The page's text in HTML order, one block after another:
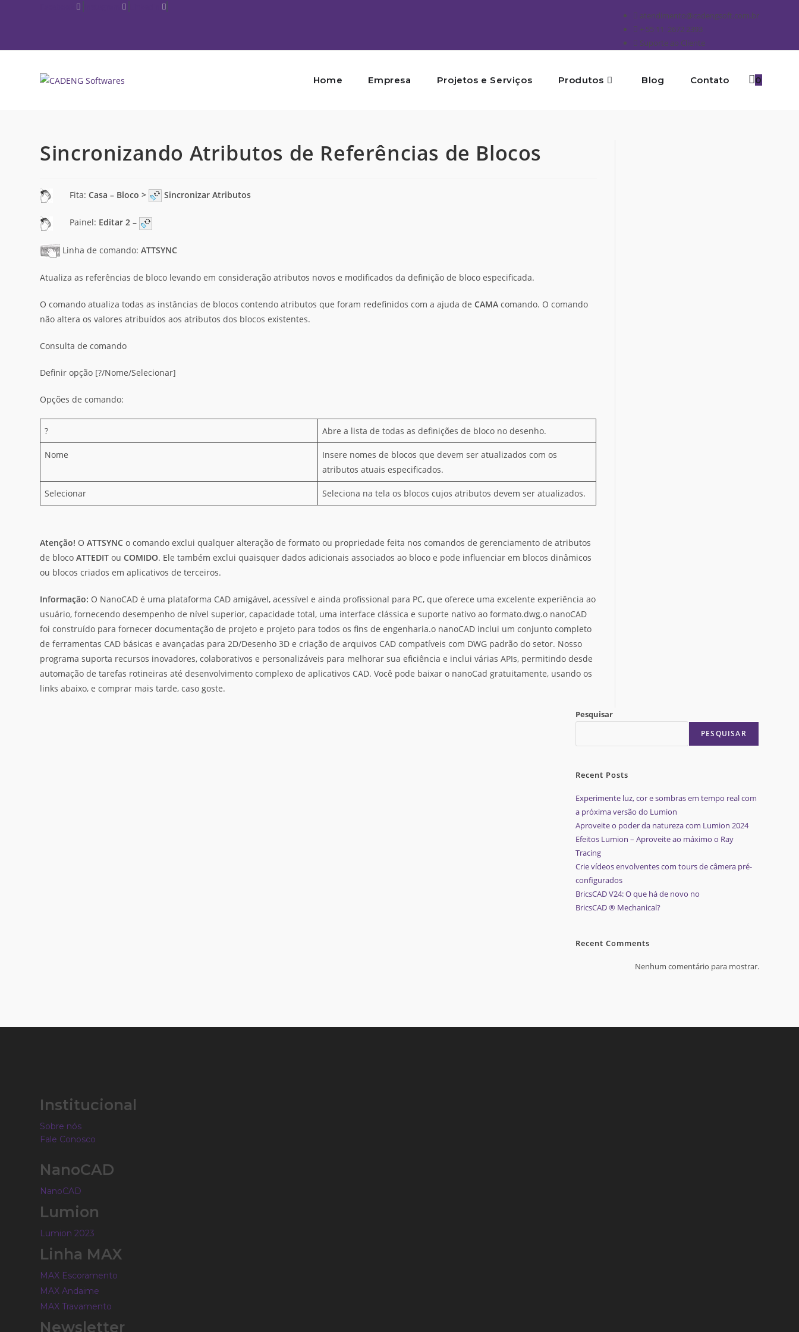
conteúdo
atendimento@cadengsoft.com.br
+ 55 11 2672 2393
Suporte ao Cliente
Home Empresa Projetos e Serviços Produtos Blog Contato 0
Sincronizando Atributos de Referências de Blocos
Fita:Casa – Bloco > Sincronizar Atributos
Painel: Editar 2 –
Linha de comando:ATTSYNC
Atualiza as referências de bloco levando em consideração atributos novos e modificados da definição de bloco especificada.
O comando atualiza todas as instâncias de blocos contendo atributos que foram redefinidos com a ajuda deCAMA comando. O comando
não altera os valores atribuídos aos atributos dos blocos existentes.
Consulta de comando
Definir opção [?/Nome/Selecionar]
Opções de comando:
? Abre a lista de todas as definições de bloco no desenho.
Nome
Insere nomes de blocos que devem ser atualizados com os
atributos atuais especificados.
Selecionar Seleciona na tela os blocos cujos atributos devem ser atualizados.
Atenção! OATTSYNC o comando exclui qualquer alteração de formato ou propriedade feita nos comandos de gerenciamento de atributos
de blocoATTEDIT ouCOMIDO. Ele também exclui quaisquer dados adicionais associados ao bloco e pode influenciar em blocos dinâmicos
ou blocos criados em aplicativos de terceiros.
Informação: O NanoCAD é uma plataforma CAD amigável, acessível e ainda profissional para PC, que oferece uma excelente experiência ao
usuário, fornecendo desempenho de nível superior, capacidade total, uma interface clássica e suporte nativo ao formato.dwg.o nanoCAD
foi construído para fornecer documentação de projeto e projeto para todos os fins de engenharia.o nanoCAD inclui um conjunto completo
de ferramentas CAD básicas e avançadas para 2D/Desenho 3D e criação de arquivos CAD compatíveis com DWG padrão do setor. Nosso
programa suporta recursos inovadores, colaborativos e personalizáveis para melhorar sua eficiência e inclui várias APIs, permitindo desde
automação de tarefas rotineiras até desenvolvimento complexo de aplicativos CAD. Você pode baixar o nanoCad gratuitamente, usando os
links abaixo, e comprar mais tarde, caso goste.
Pesquisar
PESQUISAR
Recent Posts
Experimente luz, cor e sombras em tempo real com
a próxima versão do Lumion
Aproveite o poder da natureza com Lumion 2024
Efeitos Lumion – Aproveite ao máximo o Ray
Tracing
Crie vídeos envolventes com tours de câmera pré-
configurados
BricsCAD V24: O que há de novo no
BricsCAD ® Mechanical?
Recent Comments
Nenhum comentário para mostrar.
Institucional
Sobre nós
Fale Conosco
NanoCAD
NanoCAD
Lumion
Lumion 2023
Linha MAX
MAX Escoramento
MAX Andaime
MAX Travamento
Newsletter